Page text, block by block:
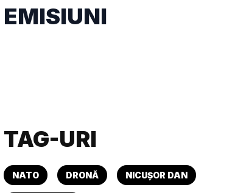
EMISIUNI
TAG-URI
NATO DRONĂ NICUȘOR DAN